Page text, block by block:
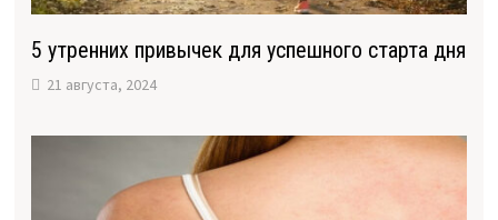
5 утренних привычек для успешного старта дня
21 августа, 2024